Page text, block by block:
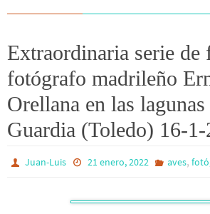
Extraordinaria serie de
fotógrafo madrileño
Orellana en las
Guardia (Toledo) 16-1-
Juan-Luis 21 enero, 2022 aves,